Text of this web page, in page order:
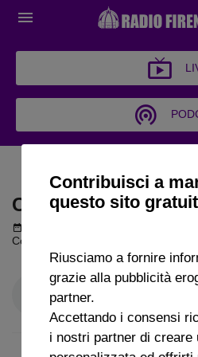
COLPI
COLPI D'ALA
Colpi d'Ala puntata del 17 09 2025
Contribuisci a
questo sito
Riusciamo a fornire
grazie alla pubblicità
partner.
Accettando i consensi
i nostri partner di creare